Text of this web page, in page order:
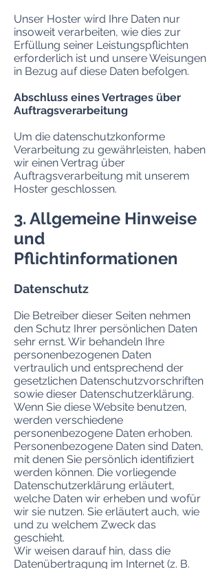
Unser Hoster wird Ihre Daten nur
insoweit verarbeiten, wie dies zur
Erfüllung seiner Leistungspflichten
erforderlich ist und unsere Weisungen
in Bezug auf diese Daten befolgen.
Abschluss eines Vertrages über
Auftragsverarbeitung
Um die datenschutzkonforme
Verarbeitung zu gewährleisten, haben
wir einen Vertrag über
Auftragsverarbeitung mit unserem
Hoster geschlossen.
3. Allgemeine Hinweise
und
Pflichtinformationen
Datenschutz
Die Betreiber dieser Seiten nehmen
den Schutz Ihrer persönlichen Daten
sehr ernst. Wir behandeln Ihre
personenbezogenen Daten
vertraulich und entsprechend der
gesetzlichen Datenschutzvorschriften
sowie dieser Datenschutzerklärung.
Wenn Sie diese Website benutzen,
werden verschiedene
personenbezogene Daten erhoben.
Personenbezogene Daten sind Daten,
mit denen Sie persönlich identifiziert
werden können. Die vorliegende
Datenschutzerklärung erläutert,
welche Daten wir erheben und wofür
wir sie nutzen. Sie erläutert auch, wie
und zu welchem Zweck das
geschieht.
Wir weisen darauf hin, dass die
Datenübertragung im Internet (z. B.